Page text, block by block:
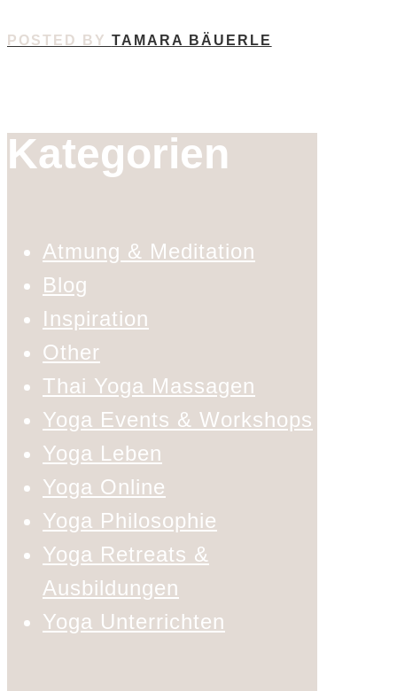
POSTED BY TAMARA BÄUERLE
Kategorien
Atmung & Meditation
Blog
Inspiration
Other
Thai Yoga Massagen
Yoga Events & Workshops
Yoga Leben
Yoga Online
Yoga Philosophie
Yoga Retreats &
Ausbildungen
Yoga Unterrichten